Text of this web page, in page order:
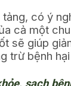
có ý
cả một
sẽ giúp
trừ bệnh
sạch